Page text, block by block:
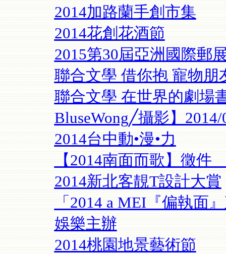
2014加路蘭手創市集
2014花創花酒節
2015第30屆亞洲國際郵
聯合文學 借你抱 寵物朋
聯合文學 在世界的劇場
BluseWong╱攝影】2014/
2014台中動•漫•力
【2014南面而歌】徵
2014新北客靚T設計大賞
「2014 a MEI『偏執面
娛樂主辦
2014桃園地景藝術節